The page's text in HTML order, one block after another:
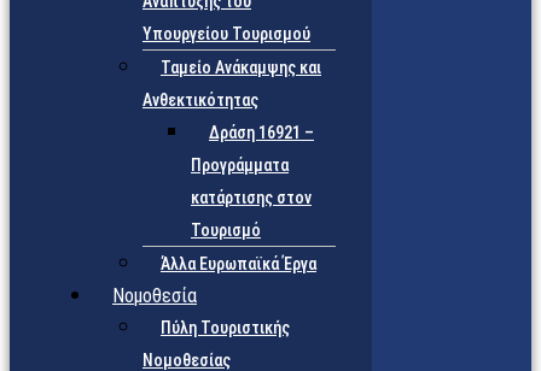
Υπουργείου Τουρισμού
Ταμείο Ανάκαμψης και
Ανθεκτικότητας
Δράση 16921 –
Προγράμματα
κατάρτισης στον
Τουρισμό
Άλλα Ευρωπαϊκά Έργα
Νομοθεσία
Πύλη Τουριστικής
Νομοθεσίας